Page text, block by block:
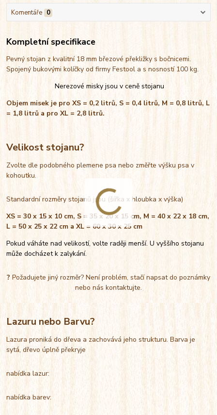
Komentáře 0
Kompletní specifikace
Pevný stojan z kvalitní 18 mm březové překližky s bočnicemi.
Spojený bukovými kolíčky od firmy Festool a s nosností 100 kg.
Nerezové misky jsou v ceně stojanu
Objem misek je pro XS = 0,2 litrů, S = 0,4 litrů, M = 0,8 litrů, L
= 1,8 litrů a pro XL = 2,8 litrů.
Velikost stojanu?
Zvolte dle podobného plemene psa nebo změřte výšku psa v
kohoutku.
Standardní rozměry stojanů jsou (šířka x hloubka x výška)
XS = 30 x 15 x 10 cm, S = 35 x 20 x 15 cm, M = 40 x 22 x 18 cm,
L = 50 x 25 x 22 cm a XL = 60 x 30 x 25 cm
Pokud váháte nad velikostí, volte raději menší. U vyššího stojanu
může docházet k zalykání.
? Požadujete jiný rozměr? Není problém, stačí napsat do poznámky
nebo nás kontaktujte.
Lazuru nebo Barvu?
Lazura proniká do dřeva a zachovává jeho strukturu. Barva je
sytá, dřevo úplně překryje
nabídka lazur:
nabídka barev: